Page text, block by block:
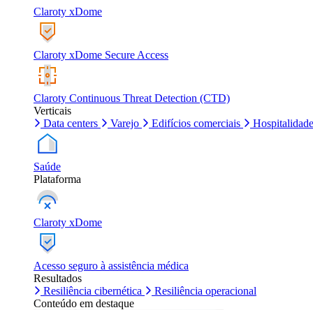
Claroty xDome
Claroty xDome Secure Access
Claroty Continuous Threat Detection (CTD)
Verticais
Data centers
Varejo Edifícios comerciais Hospitalidade
Saúde
Plataforma
Claroty xDome
Acesso seguro à assistência médica
Resultados
Resiliência cibernética
Resiliência operacional
Conteúdo em destaque